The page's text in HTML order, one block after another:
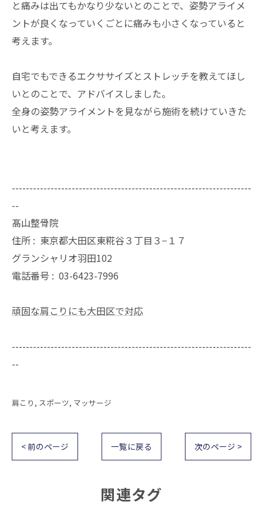
と痛みは出てもかなり少ないとのことで、姿勢アライメ
ントが良くなっていくごとに痛みも小さくなっていると
考えます。
自宅でもできるエクササイズとストレッチを教えてほし
いとのことで、アドバイスしました。
全身の姿勢アライメントを見ながら施術を続けていきた
いと考えます。
--------------------------------------------------------------------
--
髙山整骨院
住所 : 東京都大田区東糀谷３丁目３−１７
グランシャリオ羽田102
電話番号 : 03-6423-7996
頑固な肩こりにも大田区で対応
--------------------------------------------------------------------
--
肩こり スポーツ マッサージ
< 前のページ 一覧に戻る 次のページ >
関連タグ